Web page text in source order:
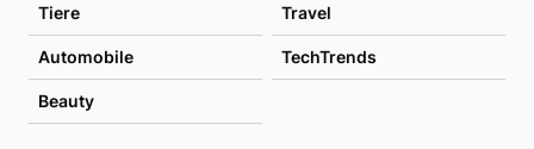
Tiere Travel
Automobile TechTrends
Beauty